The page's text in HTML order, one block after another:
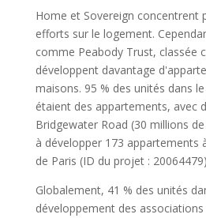
Home et Sovereign concentrent
efforts sur le logement.
comme Peabody Trust, classée
développent davantage
maisons. 95 % des unités dans
étaient des appartements, avec
Bridgewater Road (30 millions
à développer 173 appartements
de Paris (ID du projet :
Globalement, 41 % des unités
développement des